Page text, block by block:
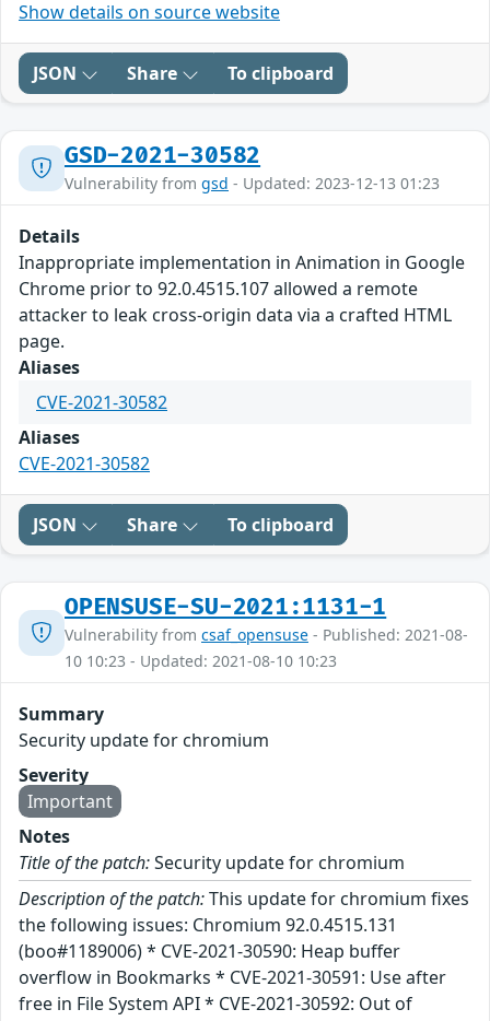
Show details on source website
JSON Share To clipboard
GSD-2021-30582
Vulnerability from gsd - Updated: 2023-12-13 01:23
Details
Inappropriate implementation in Animation in Google
Chrome prior to 92.0.4515.107 allowed a remote
attacker to leak cross-origin data via a crafted HTML
page.
Aliases
CVE-2021-30582
Aliases
CVE-2021-30582
JSON Share To clipboard
OPENSUSE-SU-2021:1131-1
Vulnerability from csaf_opensuse - Published: 2021-08-
10 10:23 - Updated: 2021-08-10 10:23
Summary
Security update for chromium
Severity
Important
Notes
Title of the patch:Security update for chromium
Description of the patch:This update for chromium fixes
the following issues: Chromium 92.0.4515.131
(boo#1189006) * CVE-2021-30590: Heap buffer
overflow in Bookmarks * CVE-2021-30591: Use after
free in File System API * CVE-2021-30592: Out of